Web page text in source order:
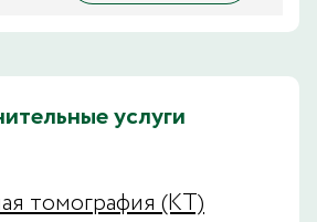
услуги
томография (КТ)